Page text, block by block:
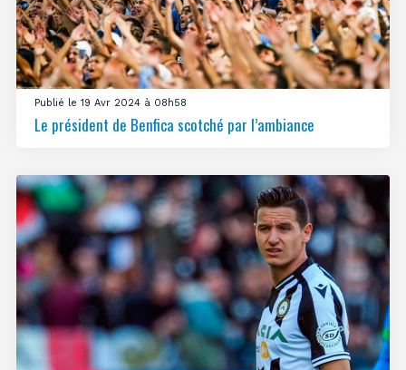
Publié le 19 Avr 2024 à 08h58
Le président de Benfica scotché par l’ambiance